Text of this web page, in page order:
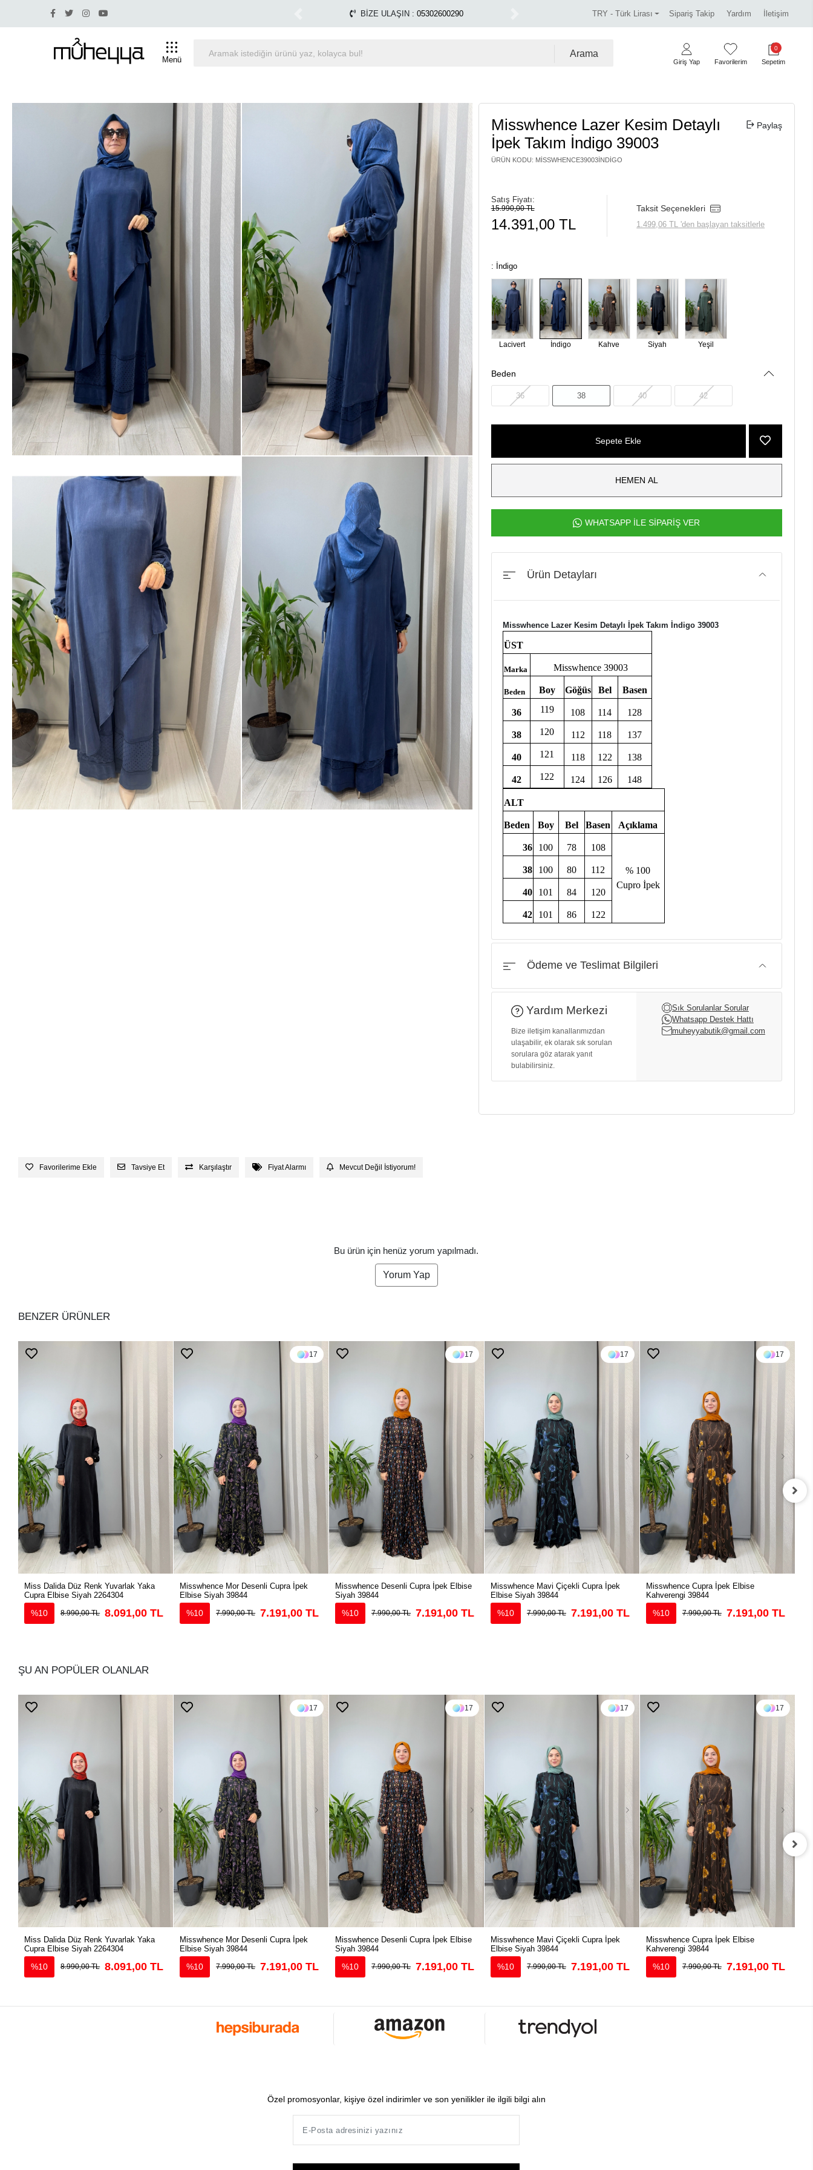
olan ürünlerde iade ve değişim yapılmamaktadır. Tüm Alışverişlerinizde Kargo Ücretsiz! Miss Dalida marka ürünlerde %30 indirim. Tüm kredi kartlarına
1500 TL ÜZERİ ÜCRETSİZ KARGO TRY - Türk Lirası Sipariş Takip Yardım İletişim
Menü
Arama
Giriş Yap Favorilerim
0
Sepetim
Misswhence Lazer Kesim Detaylı
İpek Takım İndigo 39003
ÜRÜN KODU: MISSWHENCE39003İNDIGO
Paylaş
Satış Fiyatı:
15.990,00 TL
14.391,00 TL
Taksit Seçenekleri
1.499,06 TL 'den başlayan taksitlerle
: İndigo
Lacivert İndigo Kahve Siyah Yeşil
Beden
36 38 40 42
Sepete Ekle
HEMEN AL
WHATSAPP İLE SİPARİŞ VER
Ürün Detayları
Misswhence Lazer Kesim Detaylı İpek Takım İndigo 39003
ÜST
Marka Misswhence 39003
Beden Boy Göğüs Bel Basen
36 119 108 114 128
38 120 112 118 137
40 121 118 122 138
42 122 124 126 148
ALT
Beden Boy Bel Basen Açıklama
36 100 78 108
% 100
Cupro İpek
38 100 80 112
40 101 84 120
42 101 86 122
Ödeme ve Teslimat Bilgileri
Yardım Merkezi
Bize iletişim kanallarımızdan
ulaşabilir, ek olarak sık sorulan
sorulara göz atarak yanıt
bulabilirsiniz.
Sık Sorulanlar Sorular
Whatsapp Destek Hattı
muheyyabutik@gmail.com
Favorilerime Ekle Tavsiye Et Karşılaştır Fiyat Alarmı Mevcut Değil İstiyorum!
Bu ürün için henüz yorum yapılmadı.
Yorum Yap
BENZER ÜRÜNLER
Miss Dalida Düz Renk Yuvarlak Yaka
Cupra Elbise Siyah 2264304
%10 8.990,00 TL 8.091,00 TL
17
Misswhence Mor Desenli Cupra İpek
Elbise Siyah 39844
%10 7.990,00 TL 7.191,00 TL
17
Misswhence Desenli Cupra İpek Elbise
Siyah 39844
%10 7.990,00 TL 7.191,00 TL
17
Misswhence Mavi Çiçekli Cupra İpek
Elbise Siyah 39844
%10 7.990,00 TL 7.191,00 TL
17
Misswhence Cupra İpek Elbise
Kahverengi 39844
%10 7.990,00 TL 7.191,00 TL
ŞU AN POPÜLER OLANLAR
Miss Dalida Düz Renk Yuvarlak Yaka
Cupra Elbise Siyah 2264304
%10 8.990,00 TL 8.091,00 TL
17
Misswhence Mor Desenli Cupra İpek
Elbise Siyah 39844
%10 7.990,00 TL 7.191,00 TL
17
Misswhence Desenli Cupra İpek Elbise
Siyah 39844
%10 7.990,00 TL 7.191,00 TL
17
Misswhence Mavi Çiçekli Cupra İpek
Elbise Siyah 39844
%10 7.990,00 TL 7.191,00 TL
17
Misswhence Cupra İpek Elbise
Kahverengi 39844
%10 7.990,00 TL 7.191,00 TL
Özel promosyonlar, kişiye özel indirimler ve son yenilikler ile ilgili bilgi alın